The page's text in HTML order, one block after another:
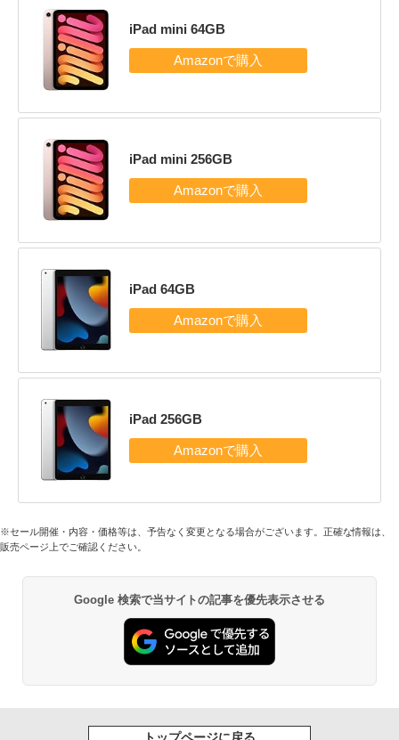
iPad mini 64GB
iPad mini 256GB
iPad 64GB
iPad 256GB
※セール開催・内容・価格等は、予告なく変更となる場合がございます。正確な情報は、
販売ページ上でご確認ください。
Google 検索で当サイトの記事を優先表示させる